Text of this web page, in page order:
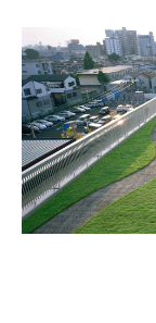
ン
テ
ン
ツ
へ
ス
キ